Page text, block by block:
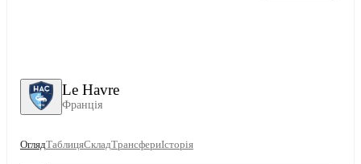
Le Havre
Франція
ОглядТаблицяСкладТрансфериІсторія